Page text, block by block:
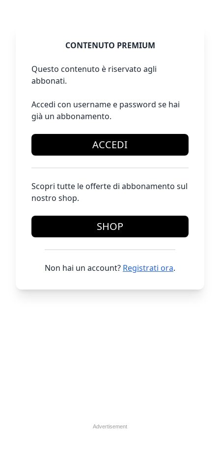
CONTENUTO PREMIUM
Questo contenuto è riservato agli
abbonati.
Accedi con username e password se hai
già un abbonamento.
ACCEDI
Scopri tutte le offerte di abbonamento sul
nostro shop.
SHOP
Non hai un account? Registrati ora.